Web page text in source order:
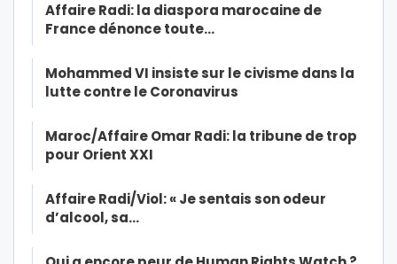
Affaire Radi: la diaspora marocaine de
France dénonce toute…
Mohammed VI insiste sur le civisme dans la
lutte contre le Coronavirus
Maroc/Affaire Omar Radi: la tribune de trop
pour Orient XXI
Affaire Radi/Viol: « Je sentais son odeur
d’alcool, sa…